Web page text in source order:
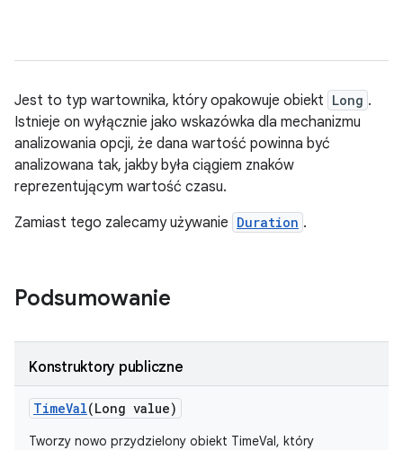
Jest to typ wartownika, który opakowuje obiekt Long .
Istnieje on wyłącznie jako wskazówka dla mechanizmu
analizowania opcji, że dana wartość powinna być
analizowana tak, jakby była ciągiem znaków
reprezentującym wartość czasu.
Zamiast tego zalecamy używanie Duration .
Podsumowanie
Konstruktory publiczne
TimeVal(Long value)
Tworzy nowo przydzielony obiekt TimeVal, który